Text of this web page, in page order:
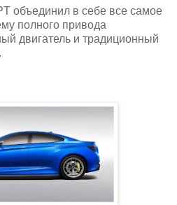
объединил в себе все самое
полного привода
двигатель и традиционный